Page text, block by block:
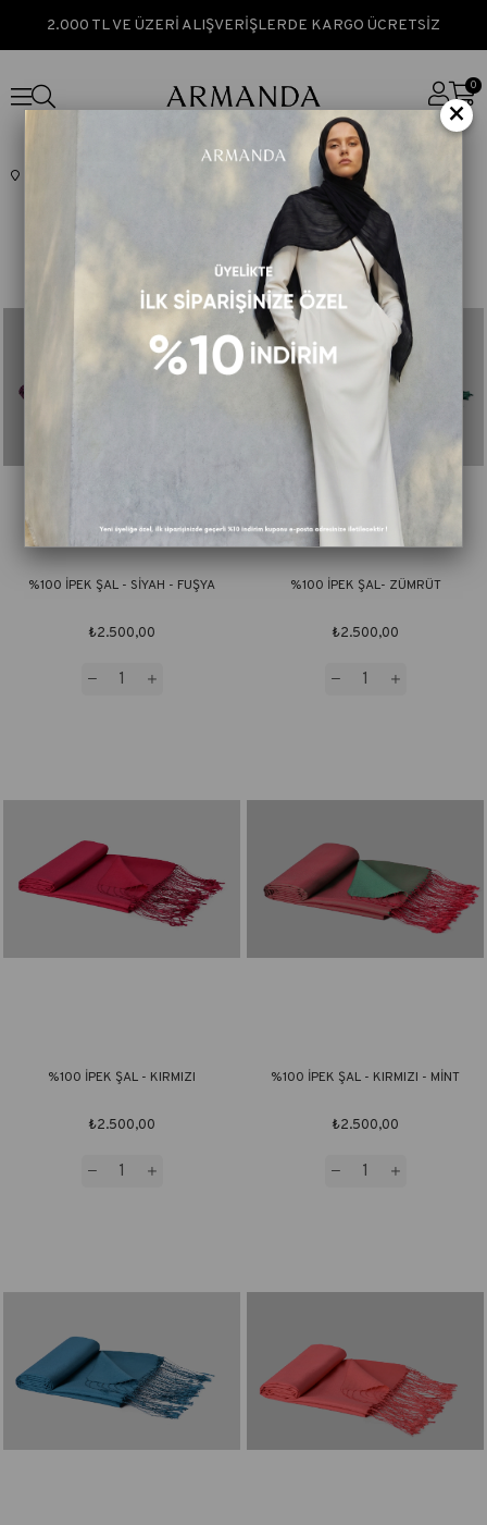
2.000 TL VE ÜZERİ ALIŞVERİŞLERDE KARGO ÜCRETSİZ
0
%100 İPEK ŞAL - SİYAH - FUŞYA
₺2.500,00
%100 İPEK ŞAL- ZÜMRÜT
₺2.500,00
%100 İPEK ŞAL - KIRMIZI
₺2.500,00
%100 İPEK ŞAL - KIRMIZI - MİNT
₺2.500,00
×